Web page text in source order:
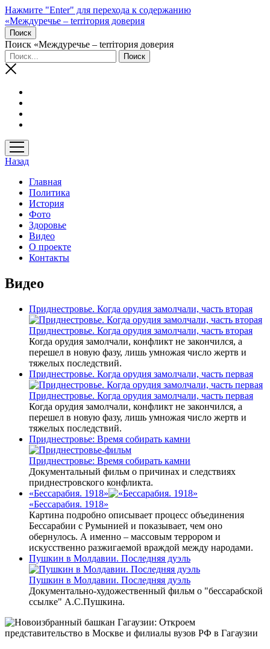
Нажмите "Enter" для перехода к содержанию
«Междуречье – terriтория доверия
Поиск
Поиск «Междуречье – terriтория доверия
открыть
меню
Назад
Главная
Политика
История
Фото
Здоровье
Видео
О проекте
Контакты
Видео
Приднестровье. Когда орудия замолчали, часть вторая
Приднестровье. Когда орудия замолчали, часть вторая
Когда орудия замолчали, конфликт не закончился, а
перешел в новую фазу, лишь умножая число жертв и
тяжелых последствий.
Приднестровье. Когда орудия замолчали, часть первая
Приднестровье. Когда орудия замолчали, часть первая
Когда орудия замолчали, конфликт не закончился, а
перешел в новую фазу, лишь умножая число жертв и
тяжелых последствий.
Приднестровье: Время собирать камни
Приднестровье: Время собирать камни
Документальный фильм о причинах и следствиях
приднестровского конфликта.
«Бессарабия. 1918»
«Бессарабия. 1918»
Картина подробно описывает процесс объединения
Бессарабии с Румынией и показывает, чем оно
обернулось. А именно – массовым террором и
искусственно разжигаемой враждой между народами.
Пушкин в Молдавии. Последняя дуэль
Пушкин в Молдавии. Последняя дуэль
Документально-художественный фильм о "бессарабской
ссылке" А.С.Пушкина.